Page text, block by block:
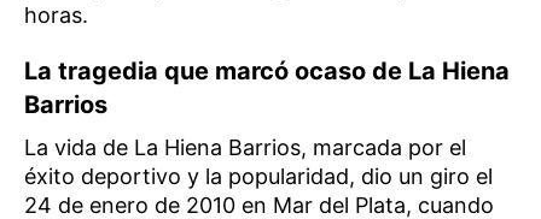
horas.
La tragedia que marcó ocaso de La Hiena
Barrios
La vida de La Hiena Barrios, marcada por el
éxito deportivo y la popularidad, dio un giro el
24 de enero de 2010 en Mar del Plata, cuando